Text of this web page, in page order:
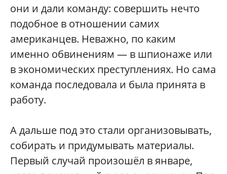
они и дали команду: совершить нечто
подобное в отношении самих
американцев. Неважно, по каким
именно обвинениям — в шпионаже или
в экономических преступлениях. Но сама
команда последовала и была принята в
работу.
А дальше под это стали организовывать,
собирать и придумывать материалы.
Первый случай произошёл в январе,